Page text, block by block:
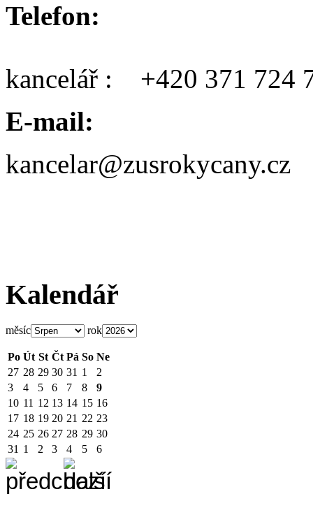
Telefon:
kancelář : +420 371 724
E-mail:
kancelar@zusrokycany.cz
Kalendář
měsíc rok
Po Út St Čt Pá So Ne
27 28 29 30 31 1
2
3
4 5 6 7 8
9
10 11 12 13 14 15 16
17 18 19 20 21 22 23
24 25 26 27 28 29 30
31 1 2 3 4 5 6